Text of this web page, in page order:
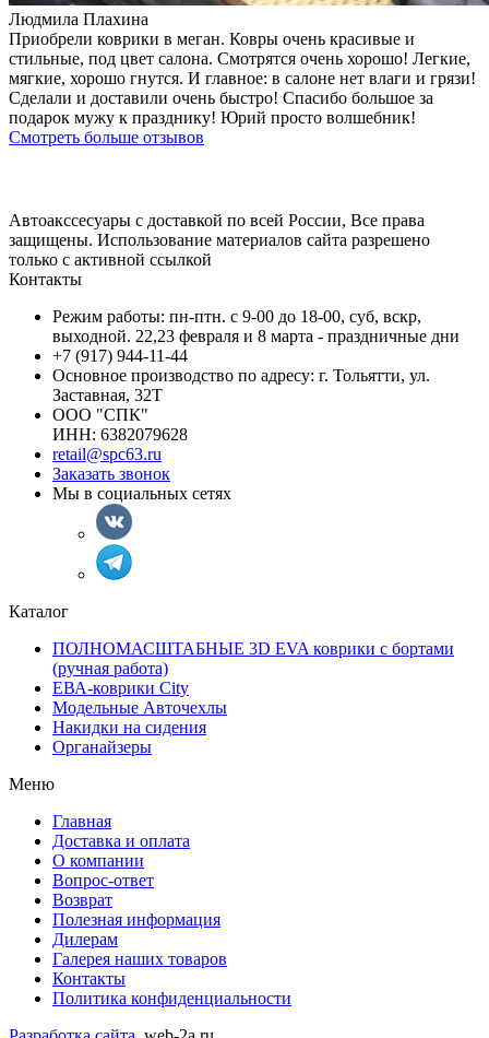
Людмила Плахина
Приобрели коврики в меган. Ковры очень красивые и
стильные, под цвет салона. Смотрятся очень хорошо! Легкие,
мягкие, хорошо гнутся. И главное: в салоне нет влаги и грязи!
Сделали и доставили очень быстро! Спасибо большое за
подарок мужу к празднику! Юрий просто волшебник!
Смотреть больше отзывов
Автоакссесуары с доставкой по всей России, Все права
защищены. Использование материалов сайта разрешено
только с активной ссылкой
Контакты
Режим работы: пн-птн. с 9-00 до 18-00, суб, вскр,
выходной. 22,23 февраля и 8 марта - праздничные дни
+7 (917) 944-11-44
Основное производство по адресу: г. Тольятти, ул.
Заставная, 32Т
ООО "СПК"
ИНН: 6382079628
retail@spc63.ru
Заказать звонок
Мы в социальных сетях
Каталог
ПОЛНОМАСШТАБНЫЕ 3D EVA коврики с бортами
(ручная работа)
ЕВА-коврики City
Модельные Авточехлы
Накидки на сидения
Органайзеры
Меню
Главная
Доставка и оплата
О компании
Вопрос-ответ
Возврат
Полезная информация
Дилерам
Галерея наших товаров
Контакты
Политика конфиденциальности